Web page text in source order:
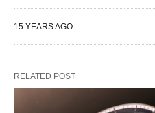
15 YEARS AGO
RELATED POST